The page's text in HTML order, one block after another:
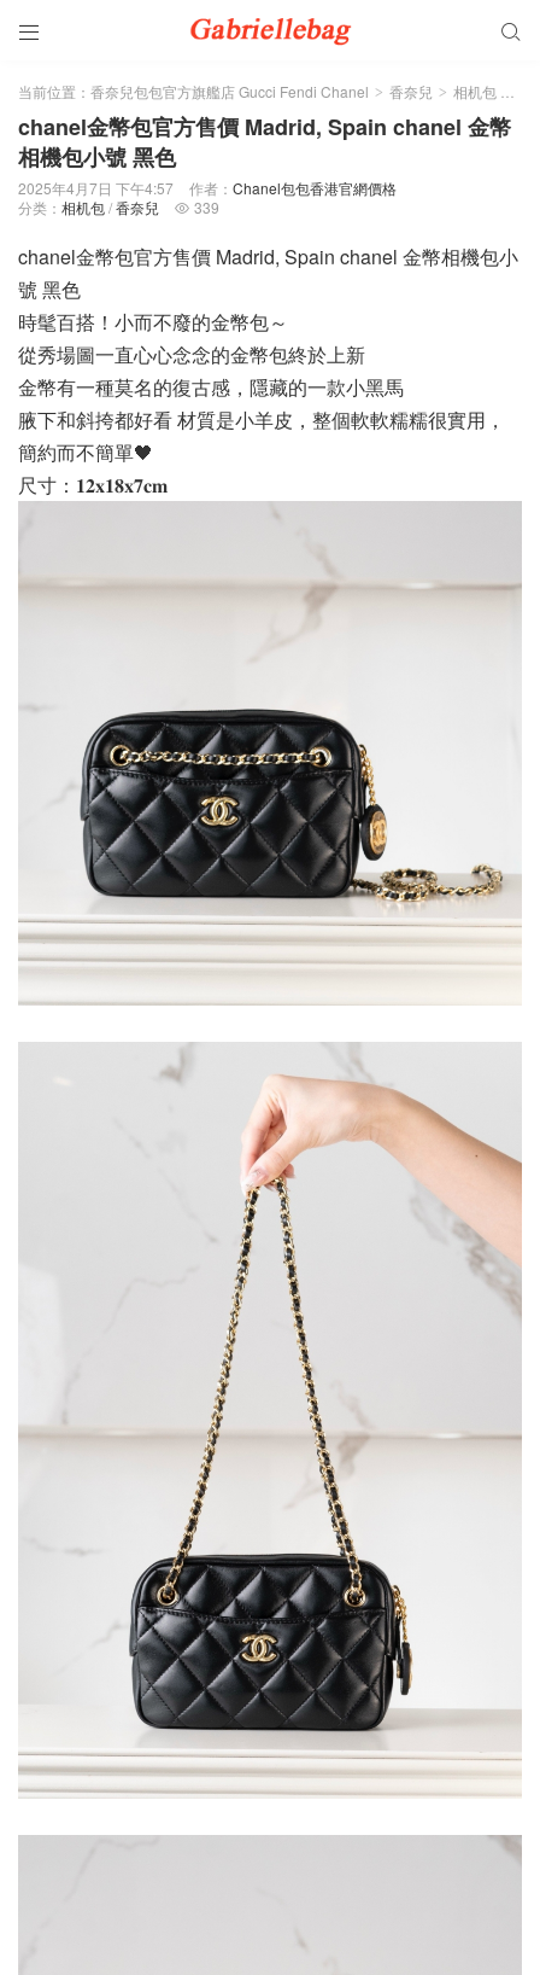
 
当前位置： 香奈兒包包官方旗艦店 Gucci Fendi Chanel > 香奈兒 > 相机包 >
chanel金幣包官方售價 Madrid, Spain chanel 金幣
相機包小號 黑色
2025年4月7日 下午4:57 作者： Chanel包包香港官網價格
分类： 相机包/香奈兒  339
chanel金幣包官方售價 Madrid, Spain chanel 金幣相機包小
號 黑色
時髦百搭！小而不廢的金幣包～
從秀場圖一直心心念念的金幣包終於上新
金幣有一種莫名的復古感，隱藏的一款小黑馬
腋下和斜挎都好看 材質是小羊皮，整個軟軟糯糯很實用，
簡約而不簡單🖤
尺寸：𝟏𝟐𝐱𝟏𝟖𝐱𝟕𝐜𝐦